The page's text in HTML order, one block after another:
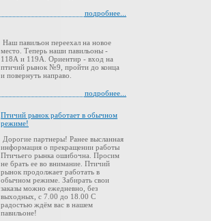
подробнее...
Наш павильон переехал на новое
место. Теперь наши павильоны -
118А и 119А. Ориентир - вход на
птичий рынок №9, пройти до конца
и повернуть направо.
подробнее...
Птичий рынок работает в обычном
режиме!
Дорогие партнеры! Ранее высланная
информация о прекращении работы
Птичьего рынка ошибочна. Просим
не брать ее во внимание. Птичий
рынок продолжает работать в
обычном режиме. Забирать свои
заказы можно ежедневно, без
выходных, с 7.00 до 18.00 С
радостью ждём вас в нашем
павильоне!